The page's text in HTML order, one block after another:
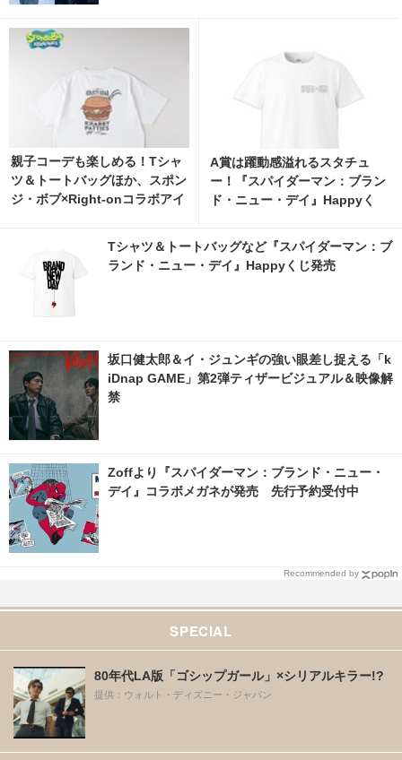
親子コーデも楽しめる！Tシャ
ツ＆トートバッグほか、スポン
ジ・ボブ×Right-onコラボアイ
A賞は躍動感溢れるスタチュ
ー！『スパイダーマン：ブラン
ド・ニュー・デイ』Happyく
真・画像 | cinemacafe.net
Tシャツ＆トートバッグなど『スパイダーマン：ブ
ランド・ニュー・デイ』Happyくじ発売
坂口健太郎＆イ・ジュンギの強い眼差し捉える「k
iDnap GAME」第2弾ティザービジュアル＆映像解
禁
Zoffより『スパイダーマン：ブランド・ニュー・
デイ』コラボメガネが発売 先行予約受付中
Recommended by
SPECIAL
80年代LA版「ゴシップガール」×シリアルキラー!?
提供：ウォルト・ディズニー・ジャパン